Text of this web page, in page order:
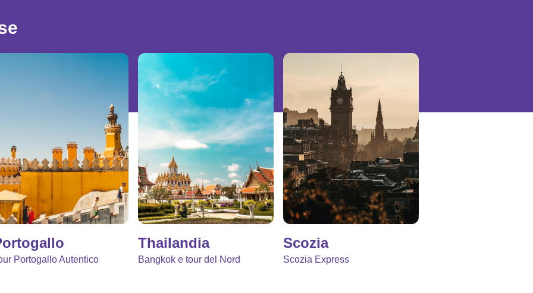
Portogallo Autentico
Thailandia
Bangkok e tour del Nord
Scozia
Scozia Express